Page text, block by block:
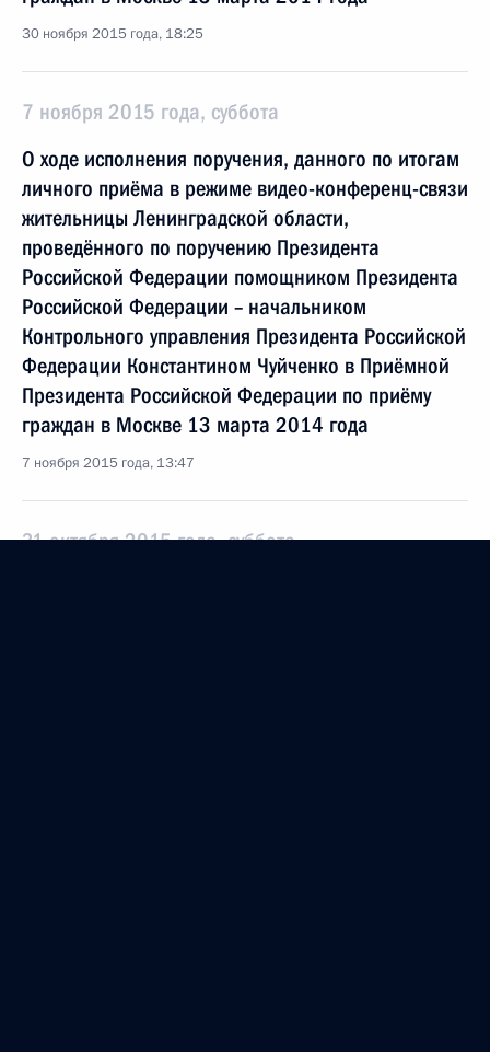
30 ноября 2015 года, 18:25
7 ноября 2015 года, суббота
О ходе исполнения поручения, данного по итогам
личного приёма в режиме видео-конференц-связи
жительницы Ленинградской области,
проведённого по поручению Президента
Российской Федерации помощником Президента
Российской Федерации – начальником
Контрольного управления Президента Российской
Федерации Константином Чуйченко в Приёмной
Президента Российской Федерации по приёму
граждан в Москве 13 марта 2014 года
7 ноября 2015 года, 13:47
31 октября 2015 года, суббота